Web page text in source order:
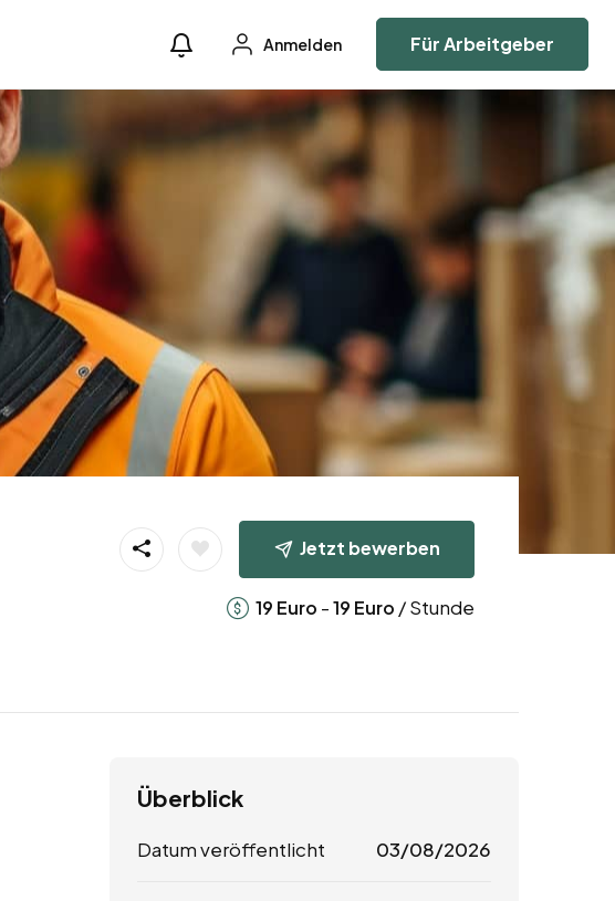
Anmelden Für Arbeitgeber
Jetzt bewerben
19 Euro -19 Euro / Stunde
Überblick
Datum veröffentlicht 03/08/2026